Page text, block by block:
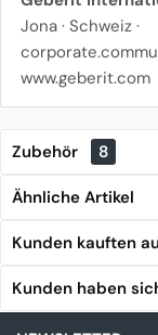
Jona · Schweiz ·
www.geberit.com
Zubehör 8
Ähnliche Artikel
Kunden kauften
Kunden haben